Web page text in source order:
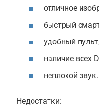
отличное
быстрый
удобный пульт;
наличие всех
неплохой звук.
Недостатки: